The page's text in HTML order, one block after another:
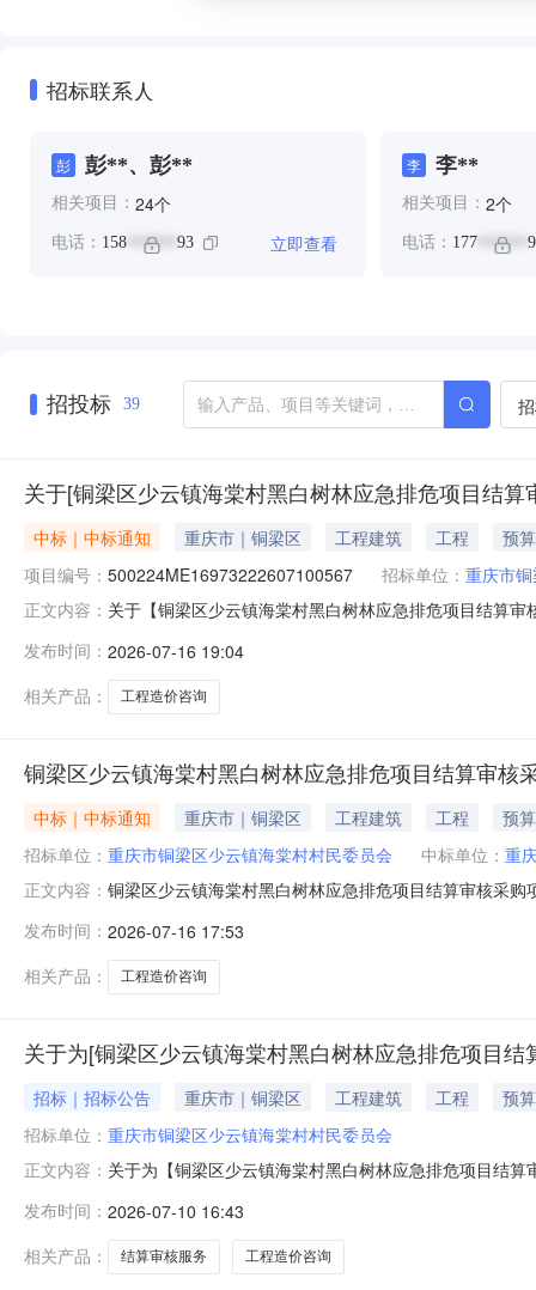
招标联系人
彭 彭**、彭**
相关项目： 24个
电话： 158 ****** 93 立即查看
李 李**
相关项目： 2个
电话： 177 ******
招投标 39
关于[铜梁区少云镇海棠村黑白树林应急排危项目结
中标｜中标通知 重庆市｜铜梁区 工程建筑 工程
预
项目编号： 500224ME16973222607100567 招标单位： 重庆市
正文内容： 关于【铜梁区少云镇海棠村黑白树林应急排危项目结算
需中介服务事项是否破产业务服务项目采购否所需服务
1509:0
发布时间： 2026-07-16 19:04
相关产品：
工程造价咨询
铜梁区少云镇海棠村黑白树林应急排危项目结算审核
中标｜中标通知 重庆市｜铜梁区 工程建筑 工程
预
招标单位： 重庆市铜梁区少云镇海棠村村民委员会 中标单位： 重
正文内容： 铜梁区少云镇海棠村黑白树林应急排危项目结算审核采
核价格采取固定包干价，固定包干价为2000元。选取时
发布时间： 2026-07-16 17:53
相关产品：
工程造价咨询
关于为[铜梁区少云镇海棠村黑白树林应急排危项目
招标｜招标公告 重庆市｜铜梁区 工程建筑 工程
预
招标单位： 重庆市铜梁区少云镇海棠村村民委员会
正文内容： 关于为【铜梁区少云镇海棠村黑白树林应急排危项目结
报名的中介服务机构中直接选定一家中介服务机构进行
目否项目
发布时间： 2026-07-10 16:43
相关产品：
结算审核服务 工程造价咨询